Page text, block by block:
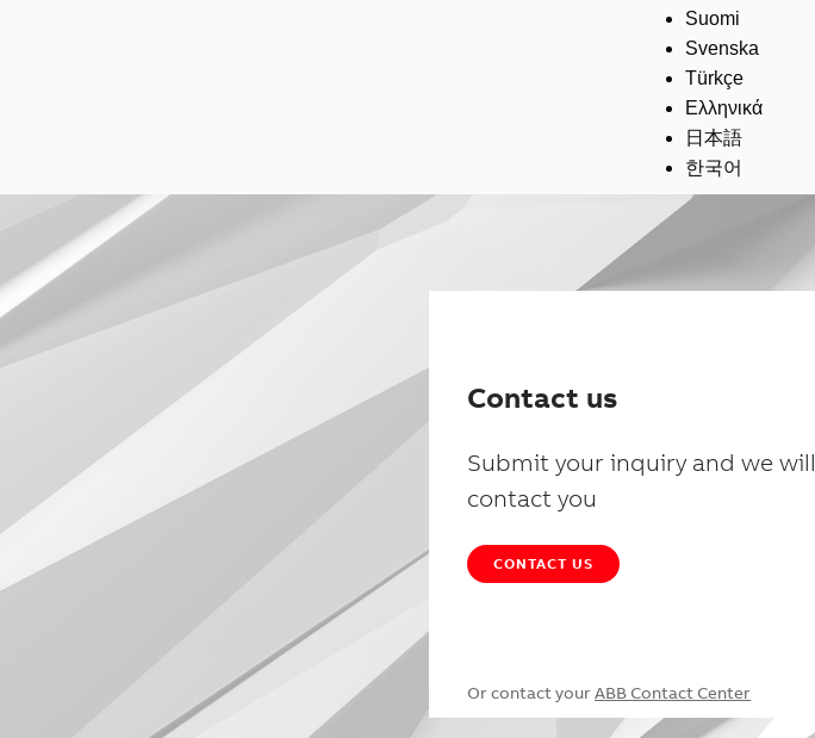
Suomi
Svenska
Türkçe
Ελληνικά
日本語
한국어
Contact us
Submit your inquiry and we will
contact you
CONTACT US
Or contact your ABB Contact Center